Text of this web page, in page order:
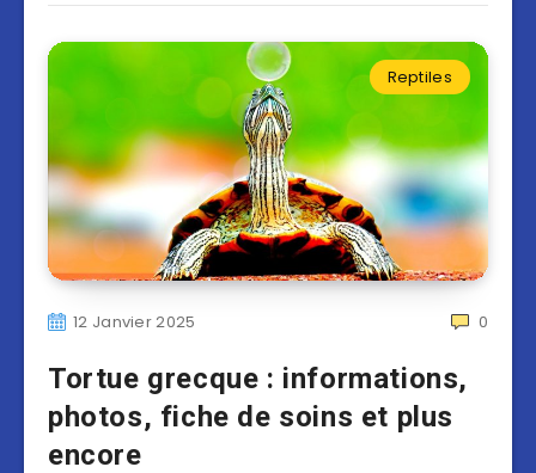
Reptiles
12 Janvier 2025 0
Tortue grecque : informations,
photos, fiche de soins et plus
encore